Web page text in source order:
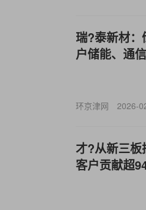
瑞?泰新材
户储能、通
环京津网 2026-
才?从新三板
客户贡献超